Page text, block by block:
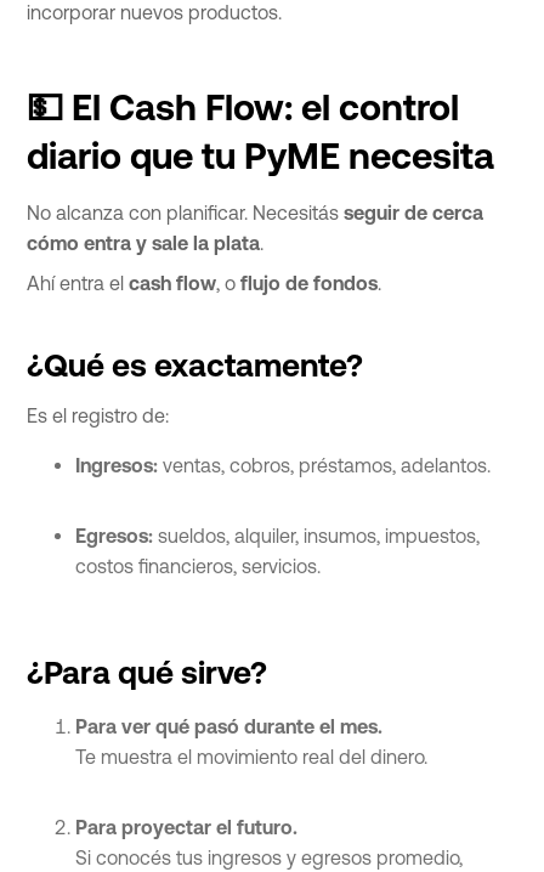
incorporar nuevos productos.
💵 El Cash Flow: el control
diario que tu PyME necesita
No alcanza con planificar. Necesitásseguir de cerca
cómo entra y sale la plata.
Ahí entra elcash flow, oflujo de fondos.
¿Qué es exactamente?
Es el registro de:
Ingresos: ventas, cobros, préstamos, adelantos.
Egresos: sueldos, alquiler, insumos, impuestos,
costos financieros, servicios.
¿Para qué sirve?
Para ver qué pasó durante el mes.
Te muestra el movimiento real del dinero.
Para proyectar el futuro.
Si conocés tus ingresos y egresos promedio,